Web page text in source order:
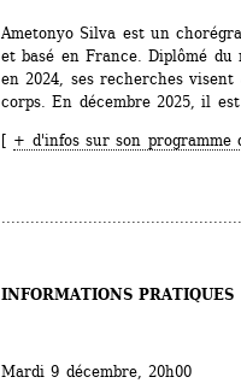
Ametonyo Silva est un
et basé en France. Diplômé du
en 2024, ses recherches
corps. En décembre 2025, il
[ + d'infos sur son programme
INFORMATIONS PRATIQUES
Mardi 9 décembre, 20h00